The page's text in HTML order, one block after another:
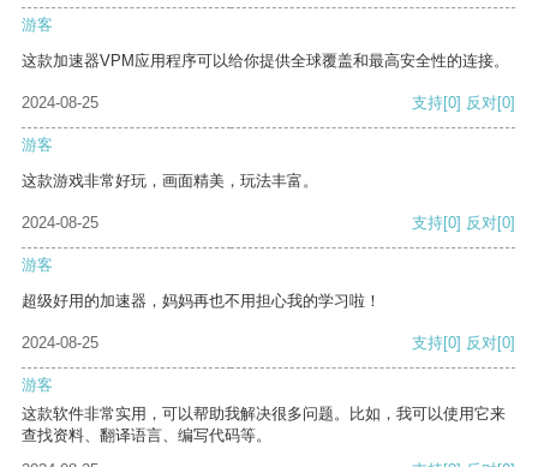
游客
这款加速器VPM应用程序可以给你提供全球覆盖和最高安全性的连接。
2024-08-25 支持[0] 反对[0]
游客
这款游戏非常好玩，画面精美，玩法丰富。
2024-08-25 支持[0] 反对[0]
游客
超级好用的加速器，妈妈再也不用担心我的学习啦！
2024-08-25 支持[0] 反对[0]
游客
这款软件非常实用，可以帮助我解决很多问题。比如，我可以使用它来
查找资料、翻译语言、编写代码等。